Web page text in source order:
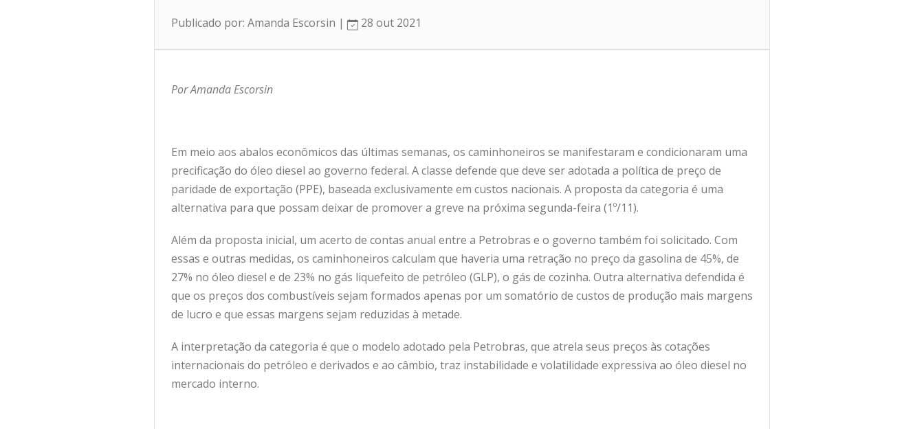
Publicado por: Amanda Escorsin | 28 out 2021
Por Amanda Escorsin
Em meio aos abalos econômicos das últimas semanas, os caminhoneiros se manifestaram e condicionaram uma
precificação do óleo diesel ao governo federal. A classe defende que deve ser adotada a política de preço de
paridade de exportação (PPE), baseada exclusivamente em custos nacionais. A proposta da categoria é uma
alternativa para que possam deixar de promover a greve na próxima segunda-feira (1º/11).
Além da proposta inicial, um acerto de contas anual entre a Petrobras e o governo também foi solicitado. Com
essas e outras medidas, os caminhoneiros calculam que haveria uma retração no preço da gasolina de 45%, de
27% no óleo diesel e de 23% no gás liquefeito de petróleo (GLP), o gás de cozinha. Outra alternativa defendida é
que os preços dos combustíveis sejam formados apenas por um somatório de custos de produção mais margens
de lucro e que essas margens sejam reduzidas à metade.
A interpretação da categoria é que o modelo adotado pela Petrobras, que atrela seus preços às cotações
internacionais do petróleo e derivados e ao câmbio, traz instabilidade e volatilidade expressiva ao óleo diesel no
mercado interno.